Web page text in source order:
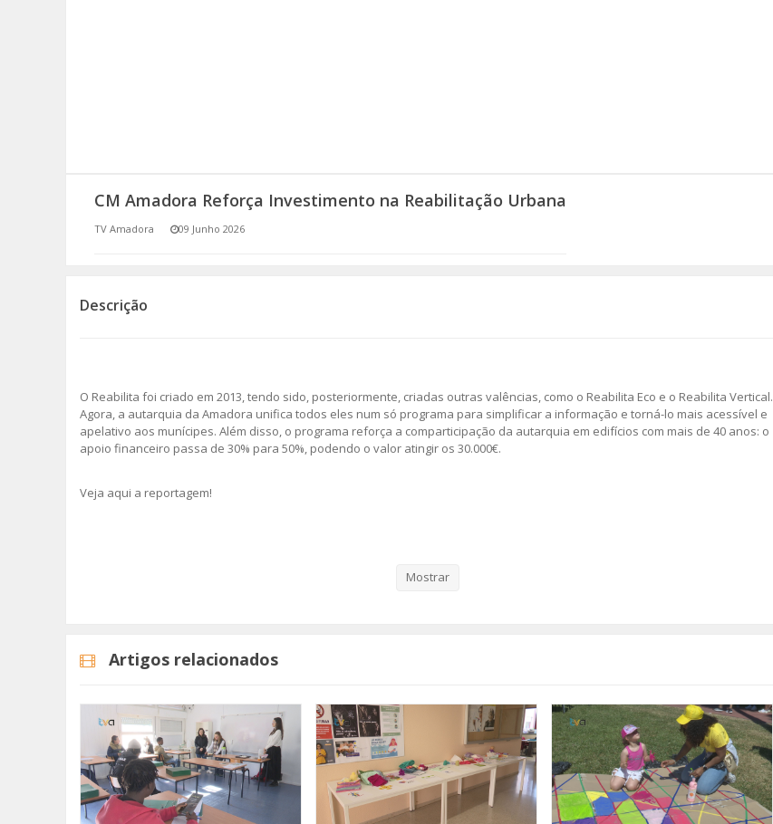
(RE) PENSAMENTOS
CM Amadora Reforça Investimento na Reabilitação Urbana
TV Amadora 09 Junho 2026
Descrição
O Reabilita foi criado em 2013, tendo sido, posteriormente, criadas outras valências, como o Reabilita Eco e o Reabilita Vertical.
Agora, a autarquia da Amadora unifica todos eles num só programa para simplificar a informação e torná-lo mais acessível e
apelativo aos munícipes. Além disso, o programa reforça a comparticipação da autarquia em edifícios com mais de 40 anos: o
apoio financeiro passa de 30% para 50%, podendo o valor atingir os 30.000€.
Veja aqui a reportagem!
Mostrar
Artigos relacionados